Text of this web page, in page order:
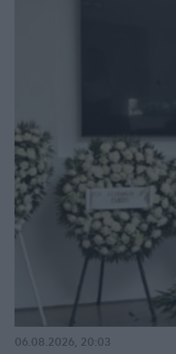
06.08.2026, 20:03